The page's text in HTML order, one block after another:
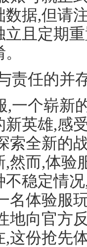
据,但请
且定期
责任的并
,一个崭新
新英雄,感
索全新的
,然而,体验
稳定情
名体验服
地向官方
,这份抢先